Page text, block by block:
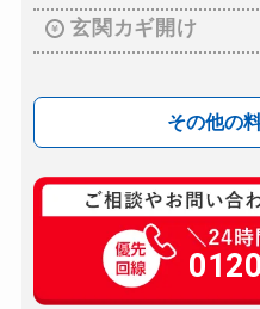
玄関カギ開け
その他の
玄関カギ複製
車カギ開け
バイクカギ開け